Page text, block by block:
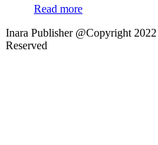
Read more
Inara Publisher @Copyright 2022
Reserved